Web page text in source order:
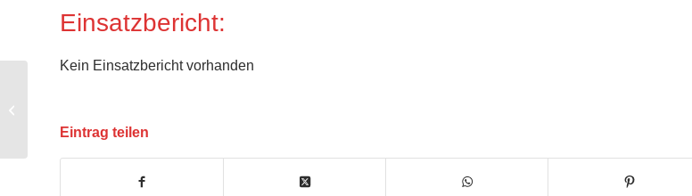
Einsatzbericht:
Kein Einsatzbericht vorhanden
Eintrag teilen